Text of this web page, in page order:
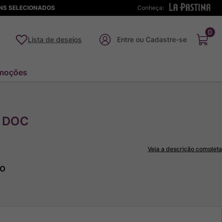
Conheça:
SELECIONADOS
Lista de desejos
0
Veja a descrição completa